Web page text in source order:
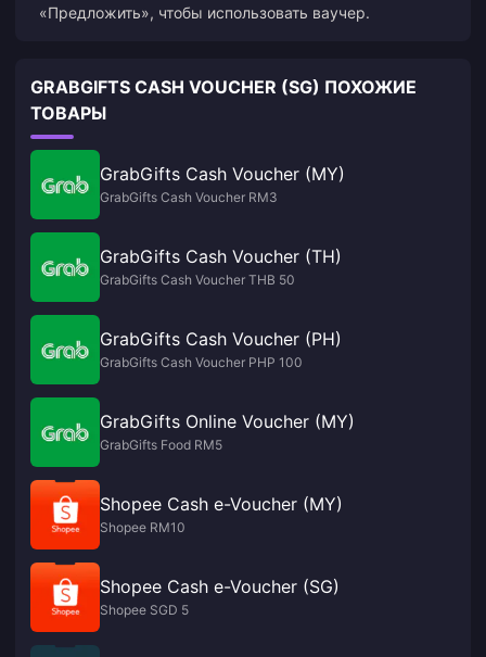
«Предложить», чтобы использовать ваучер.
GRABGIFTS CASH VOUCHER (SG) ПОХОЖИЕ
ТОВАРЫ
GrabGifts Cash Voucher (MY)
GrabGifts Cash Voucher RM3
GrabGifts Cash Voucher (TH)
GrabGifts Cash Voucher THB 50
GrabGifts Cash Voucher (PH)
GrabGifts Cash Voucher PHP 100
GrabGifts Online Voucher (MY)
GrabGifts Food RM5
Shopee Cash e-Voucher (MY)
Shopee RM10
Shopee Cash e-Voucher (SG)
Shopee SGD 5